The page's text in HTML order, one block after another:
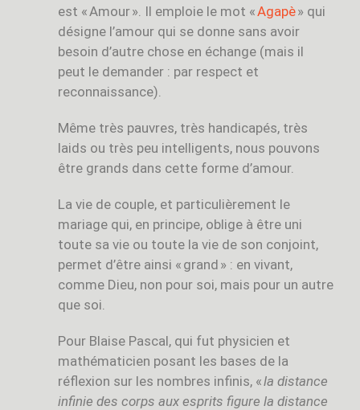
est « Amour ». Il emploie le mot «Agapè» qui
désigne l’amour qui se donne sans avoir
besoin d’autre chose en échange (mais il
peut le demander : par respect et
reconnaissance).
Même très pauvres, très handicapés, très
laids ou très peu intelligents, nous pouvons
être grands dans cette forme d’amour.
La vie de couple, et particulièrement le
mariage qui, en principe, oblige à être uni
toute sa vie ou toute la vie de son conjoint,
permet d’être ainsi « grand » : en vivant,
comme Dieu, non pour soi, mais pour un autre
que soi.
Pour Blaise Pascal, qui fut physicien et
mathématicien posant les bases de la
réflexion sur les nombres infinis, «la distance
infinie des corps aux esprits figure la distance